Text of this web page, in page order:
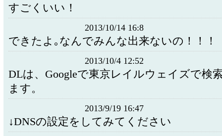
すごくいい！
2013/10/14 16:8
できたよ｡なんでみんな出来ないの！！！
2013/10/4 12:52
DLは、Googleで東京レイルウェイズで検
ます。
2013/9/19 16:47
↓DNSの設定をしてみてください